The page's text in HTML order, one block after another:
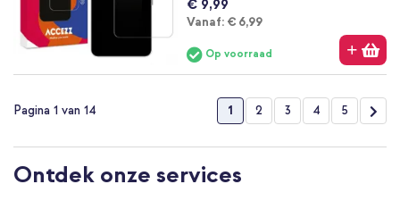
€ 9,99
Vanaf: Vanaf
€ 6,99
Op voorraad
Pagina 1 van 14 Pagina
U lees momenteel pagina
1 Pagina
2 Pagina
3 Pagina
4 Pagina
5
Ontdek onze services